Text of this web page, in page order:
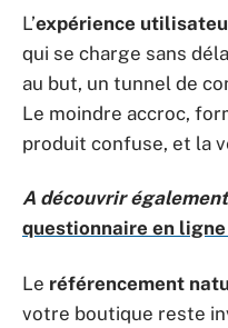
L’expérience
qui se charge sans
au but, un tunnel de
Le moindre accroc,
produit confuse, et la
A découvrir
questionnaire en ligne
Le référencement
votre boutique reste